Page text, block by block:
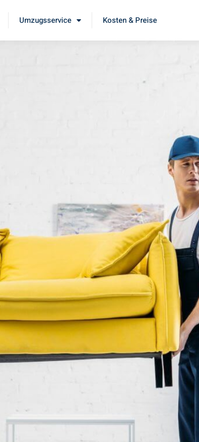
Umzugsservice Kosten & Preise